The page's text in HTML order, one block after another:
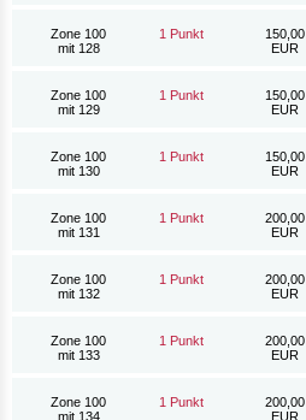
Zone 100
mit 128
1 Punkt
150,00
EUR
Zone 100
mit 129
1 Punkt
150,00
EUR
Zone 100
mit 130
1 Punkt
150,00
EUR
Zone 100
mit 131
1 Punkt
200,00
EUR
Zone 100
mit 132
1 Punkt
200,00
EUR
Zone 100
mit 133
1 Punkt
200,00
EUR
Zone 100
mit 134
1 Punkt
200,00
EUR